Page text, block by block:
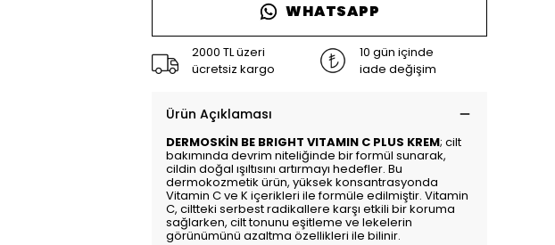
WHATSAPP
2000 TL üzeri
ücretsiz kargo
10 gün içinde
iade değişim
Ürün Açıklaması
DERMOSKİN BE BRIGHT VITAMIN C PLUS KREM; cilt
bakımında devrim niteliğinde bir formül sunarak,
cildin doğal ışıltısını artırmayı hedefler. Bu
dermokozmetik ürün, yüksek konsantrasyonda
Vitamin C ve K içerikleri ile formüle edilmiştir. Vitamin
C, ciltteki serbest radikallere karşı etkili bir koruma
sağlarken, cilt tonunu eşitleme ve lekelerin
görünümünü azaltma özellikleri ile bilinir.